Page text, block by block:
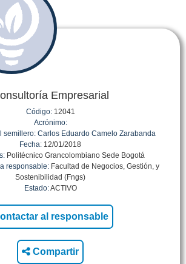
Empresarial
Código:12041
Acrónimo:
semillero: Carlos Eduardo Camelo Zarabanda
Fecha: 12/01/2018
Politécnico Grancolombiano Sede Bogotá
responsable:Facultad de Negocios, Gestión, y
Sostenibilidad (Fngs)
Estado:ACTIVO
Compartir